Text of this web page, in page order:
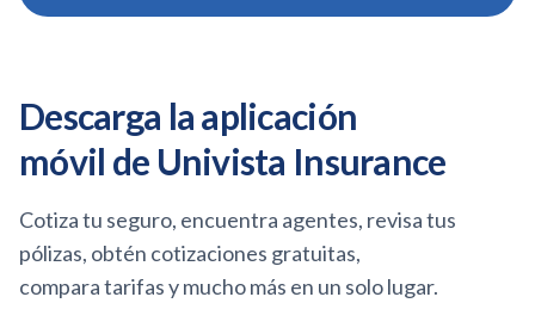
Descarga la aplicación
móvil de Univista Insurance
Cotiza tu seguro, encuentra agentes, revisa tus
pólizas, obtén cotizaciones gratuitas,
compara tarifasy mucho más en un solo lugar.